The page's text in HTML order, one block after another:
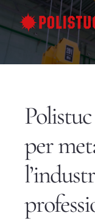
al
contenuto
per